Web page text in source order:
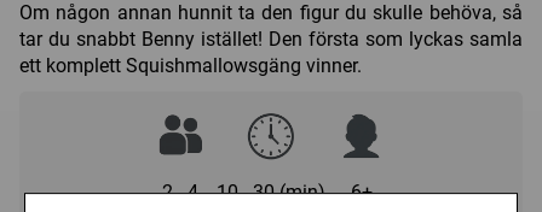
Om någon annan hunnit ta den figur du skulle behöva, så
tar du snabbt Benny istället! Den första som lyckas samla
ett komplett Squishmallowsgäng vinner.
2 - 4 10 - 30 (min) 6+